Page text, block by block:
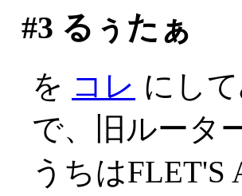
#3 るぅたぁ
を コレ にし
で、旧ルータ
うちはFLET'S